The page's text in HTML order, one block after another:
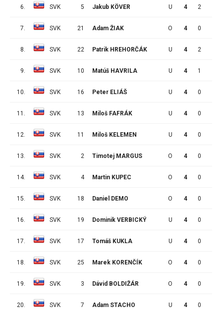
6. SVK 5 Jakub KÖVER U 4 2
7. SVK 21 Adam ŽIAK O 4 0
8. SVK 22 Patrik HREHORČÁK U 4 2
9. SVK 10 Matúš HAVRILA U 4 1
10. SVK 16 Peter ELIÁŠ U 4 0
11. SVK 13 Miloš FAFRÁK U 4 0
12. SVK 11 Miloš KELEMEN U 4 0
13. SVK 2 Timotej MARGUS O 4 0
14. SVK 4 Martin KUPEC O 4 0
15. SVK 18 Daniel DEMO O 4 0
16. SVK 19 Dominik VERBICKÝ U 4 0
17. SVK 17 Tomáš KUKLA U 4 0
18. SVK 25 Marek KORENČÍK O 4 0
19. SVK 3 Dávid BOLDIŽÁR O 4 0
20. SVK 7 Adam STACHO U 4 0